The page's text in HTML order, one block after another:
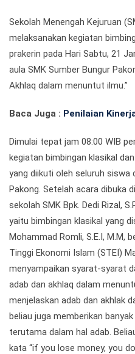
Sekolah Menengah Kejuruan
melaksanakan kegiatan
prakerin pada Hari Sabtu, 21
aula SMK Sumber Bungur
Akhlaq dalam menuntut ilmu.”
Baca Juga : Penilaian
Dimulai tepat jam 08:00 WIB
kegiatan bimbingan klasikal
yang diikuti oleh seluruh siswa
Pakong. Setelah acara dibuka
sekolah SMK Bpk. Dedi Rizal,
yaitu bimbingan klasikal yang
Mohammad Romli, S.E.I, M.M,
Tinggi Ekonomi Islam (STEI)
menyampaikan syarat-syarat
adab dan akhlaq dalam
menjelaskan adab dan akhlak
beliau juga memberikan
terutama dalam hal adab.
kata “if you lose money, you